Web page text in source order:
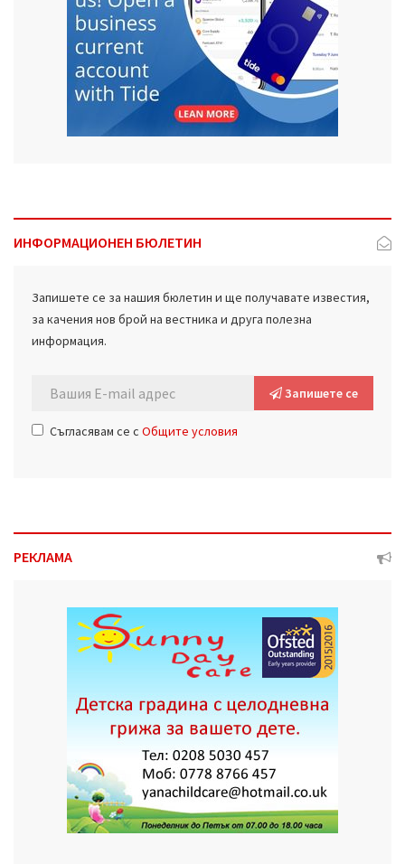
ИНФОРМАЦИОНЕН БЮЛЕТИН
Запишете се за нашия бюлетин и ще получавате известия,
за качения нов брой на вестника и друга полезна
информация.
Запишете се
Съгласявам се с Общите условия
РЕКЛАМА